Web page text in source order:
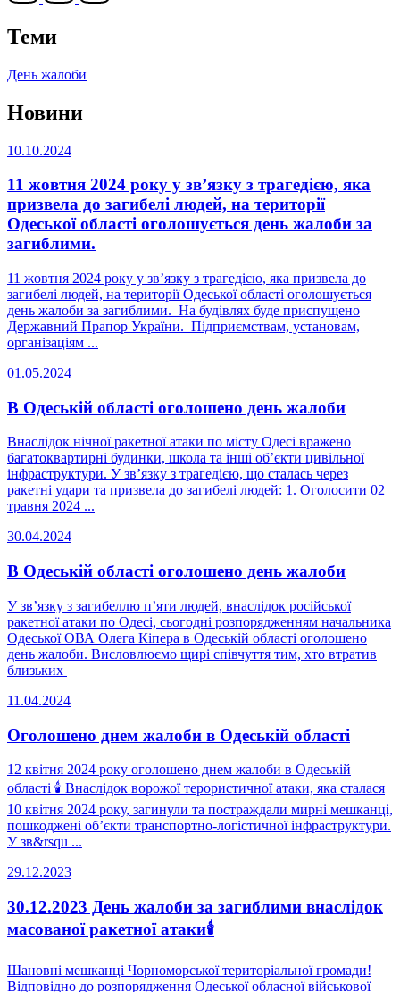
Теми
День жалоби
Новини
10.10.2024
11 жовтня 2024 року у звʼязку з трагедією, яка
призвела до загибелі людей, на території
Одеської області оголошується день жалоби за
загиблими.
11 жовтня 2024 року у звʼязку з трагедією, яка призвела до
загибелі людей, на території Одеської області оголошується
день жалоби за загиблими. На будівлях буде приспущено
Державний Прапор України. Підприємствам, установам,
організаціям ...
01.05.2024
В Одеській області оголошено день жалоби
Внаслідок нічної ракетної атаки по місту Одесі вражено
багатоквартирні будинки, школа та інші об’єкти цивільної
інфраструктури. У зв’язку з трагедією, що сталась через
ракетні удари та призвела до загибелі людей: 1. Оголосити 02
травня 2024 ...
30.04.2024
В Одеській області оголошено день жалоби
У звʼязку з загибеллю пʼяти людей, внаслідок російської
ракетної атаки по Одесі, сьогодні розпорядженням начальника
Одеської ОВА Олега Кіпера в Одеській області оголошено
день жалоби. Висловлюємо щирі співчуття тим, хто втратив
близьких
11.04.2024
Оголошено днем жалоби в Одеській області
12 квітня 2024 року оголошено днем жалоби в Одеській
області 🕯 Внаслідок ворожої терористичної атаки, яка сталася
10 квітня 2024 року, загинули та постраждали мирні мешканці,
пошкоджені об’єкти транспортно-логістичної інфраструктури.
У зв&rsqu ...
29.12.2023
30.12.2023 День жалоби за загиблими внаслідок
масованої ракетної атаки🕯
Шановні мешканці Чорноморської територіальної громади!
Відповідно до розпорядження Одеської обласної військової